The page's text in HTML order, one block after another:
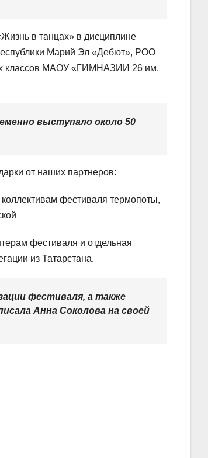
в танцах» в дисциплине
Марий Эл «Дебют», РОО
х классов МАОУ «ГИМНАЗИИ 26 им.
выступало около 50
от наших партнеров:
фестиваля термопоты,
фестиваля и отдельная
из Татарстана.
фестиваля, а также
Анна Соколова на своей